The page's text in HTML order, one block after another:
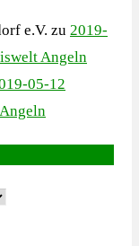
e.V. zu 2019-
Angeln
05-12